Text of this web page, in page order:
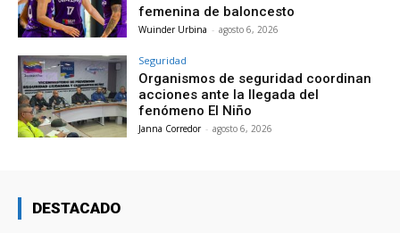
femenina de baloncesto
Wuinder Urbina - agosto 6, 2026
Seguridad
Organismos de seguridad coordinan
acciones ante la llegada del
fenómeno El Niño
Janna Corredor - agosto 6, 2026
DESTACADO